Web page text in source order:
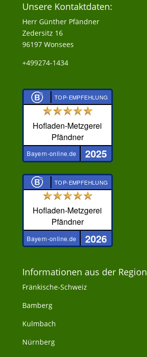
Unsere Kontaktdaten:
Herr Günther Pfändner
Zedersitz 16
96197 Wonsees
+499274-1434
TOP-EMPFEHLUNG
Hofladen-Metzgerei
Pfändner
Bayern-online.de 2025
TOP-EMPFEHLUNG
Hofladen-Metzgerei
Pfändner
Bayern-online.de 2026
Informationen aus der Region
Fränkische-Schweiz
Bamberg
Kulmbach
Nürnberg